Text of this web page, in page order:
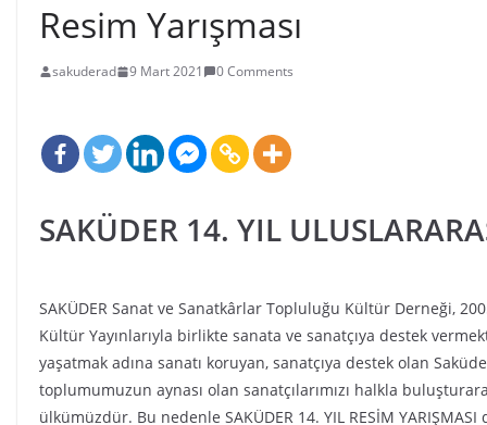
Resim Yarışması
sakuderad 9 Mart 2021 0 Comments
SAKÜDER 14. YIL
SAKÜDER Sanat ve Sanatkârlar Topluluğu Kültür Derneği,
Kültür Yayınlarıyla birlikte sanata ve sanatçıya destek
yaşatmak adına sanatı koruyan, sanatçıya destek olan
toplumumuzun aynası olan sanatçılarımızı halkla
ülkümüzdür. Bu nedenle SAKÜDER 14. YIL RESİM